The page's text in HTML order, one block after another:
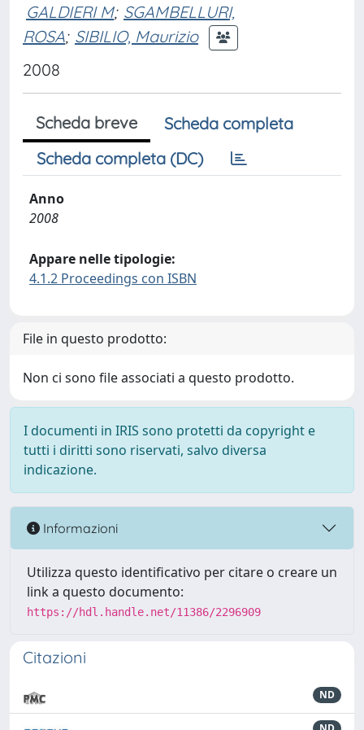
GALDIERI M; SGAMBELLURI,
ROSA; SIBILIO, Maurizio
2008
Scheda breve
Scheda completa
Scheda completa (DC)
Anno
2008
Appare nelle tipologie:
4.1.2 Proceedings con ISBN
File in questo prodotto:
Non ci sono file associati a questo prodotto.
I documenti in IRIS sono protetti da copyright e
tutti i diritti sono riservati, salvo diversa
indicazione.
Informazioni
Utilizza questo identificativo per citare o creare un
link a questo documento:
https://hdl.handle.net/11386/2296909
Citazioni
ND